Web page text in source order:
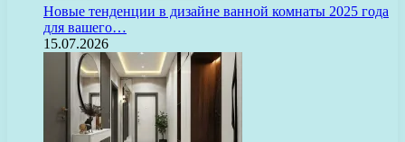
Новые тенденции в дизайне ванной комнаты 2025 года
для вашего…
15.07.2026